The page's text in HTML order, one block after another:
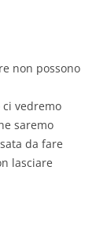
non possono
vedremo
saremo
da fare
lasciare